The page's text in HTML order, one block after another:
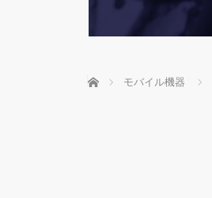
ホーム モバイル機器